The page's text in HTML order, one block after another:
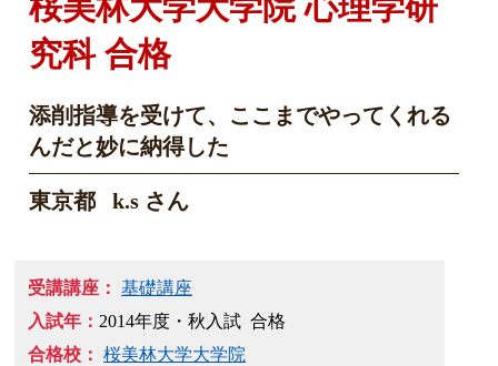
桜美林大学大学院 心理学研
究科 合格
添削指導を受けて、ここまでやってくれる
んだと妙に納得した
東京都 k.s さん
受講講座： 基礎講座
入試年： 2014年度・秋入試 合格
合格校： 桜美林大学大学院